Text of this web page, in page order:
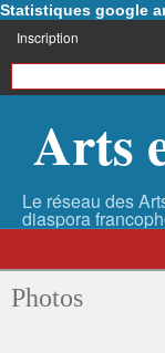
Statistiques google
Inscription
Arts
Photos